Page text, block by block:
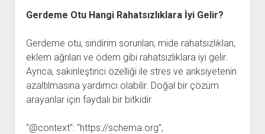
Gerdeme Otu Hangi Rahatsızlıklara İyi Gelir?
Gerdeme otu, sindirim sorunları, mide rahatsızlıkları,
eklem ağrıları ve ödem gibi rahatsızlıklara iyi gelir.
Ayrıca, sakinleştirici özelliği ile stres ve anksiyetenin
azaltılmasına yardımcı olabilir. Doğal bir çözüm
arayanlar için faydalı bir bitkidir.
“@context”: “https://schema.org”,